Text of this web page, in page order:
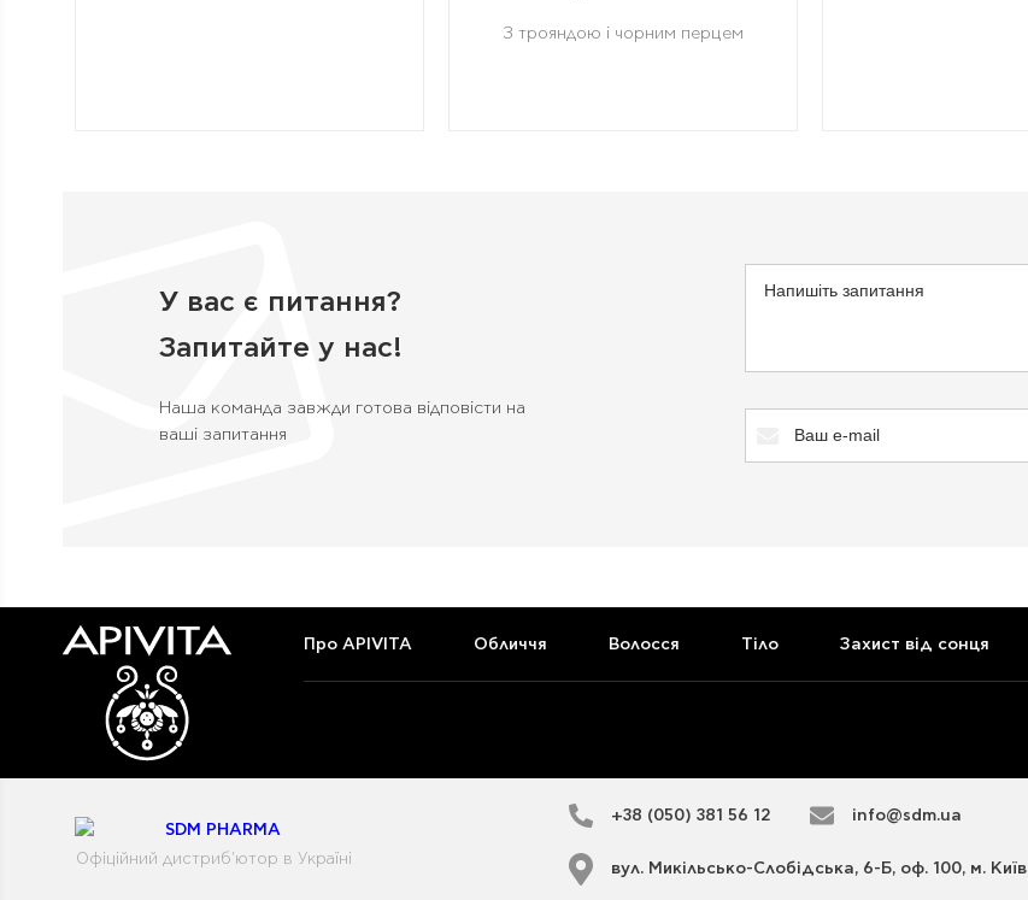
З трояндою і чорним перцем
У вас є питання?
Запитайте у нас!
Наша команда завжди готова відповісти на
ваші запитання
Про APIVITA Обличчя Волосся Тіло Захист від сонця
Офіційний дистриб'ютор в Україні
+38 (050) 381 56 12 info@sdm.ua
вул. Микільсько-Слобідська, 6-Б, оф. 100, м. Київ